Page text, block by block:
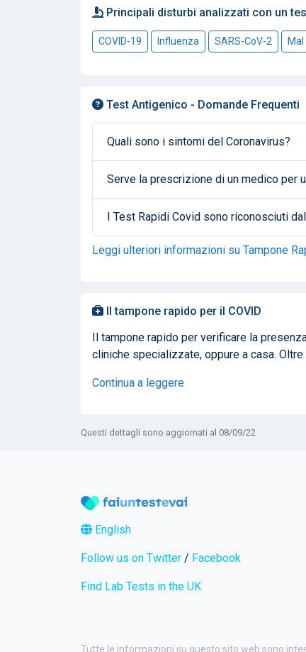
Principali disturbi analizzati con un
COVID-19 Influenza SARS-CoV-2 Mal
Test Antigenico - Domande Frequenti
Quali sono i sintomi del Coronavirus?
Serve la prescrizione di un medico per
I Test Rapidi Covid sono riconosciuti
Leggi ulteriori informazioni su Tampone
Il tampone rapido per il COVID
Il tampone rapido per verificare la
cliniche specializzate, oppure a casa.
Continua a leggere
Questi dettagli sono aggiornati al 08/09/22
English
Follow us on Twitter / Facebook
Find Lab Tests in the UK
Tutte le informazioni su questo sito web sono